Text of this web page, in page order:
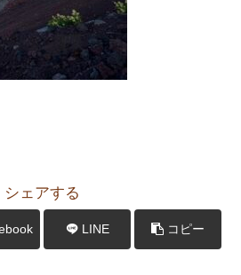
シェアする
LINE コピー